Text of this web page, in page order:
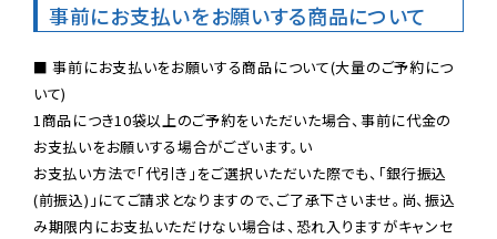
事前にお支払いをお願いする商品について
■ 事前にお支払いをお願いする商品について(大量のご予約につ
いて)
1商品につき10袋以上のご予約をいただいた場合、事前に代金の
お支払いをお願いする場合がございます。い
お支払い方法で「代引き」をご選択いただいた際でも、「銀行振込
(前振込)」にてご請求となりますので、ご了承下さいませ。尚、振込
み期限内にお支払いただけない場合は、恐れ入りますがキャンセ